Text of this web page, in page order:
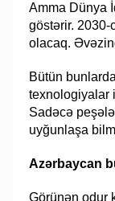
Amma Dünya
göstərir.
olacaq.
Bütün
texnologiyalar
Sadəcə
uyğunlaşa
Azərbaycan
Görünən odur